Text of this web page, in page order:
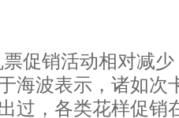
促销活动相对减
海波表示，诸如次
过，各类花样促销